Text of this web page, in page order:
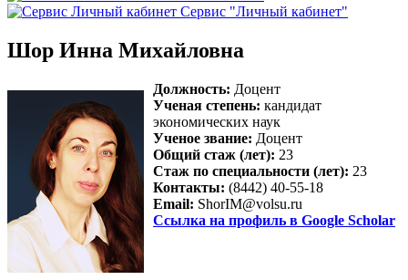
Сервис "Личный кабинет"
Шор Инна Михайловна
Должность: Доцент
Ученая степень: кандидат
экономических наук
Ученое звание: Доцент
Общий стаж (лет): 23
Стаж по специальности (лет): 23
Контакты: (8442) 40-55-18
Email: ShorIM@volsu.ru
Ссылка на профиль в Google Scholar